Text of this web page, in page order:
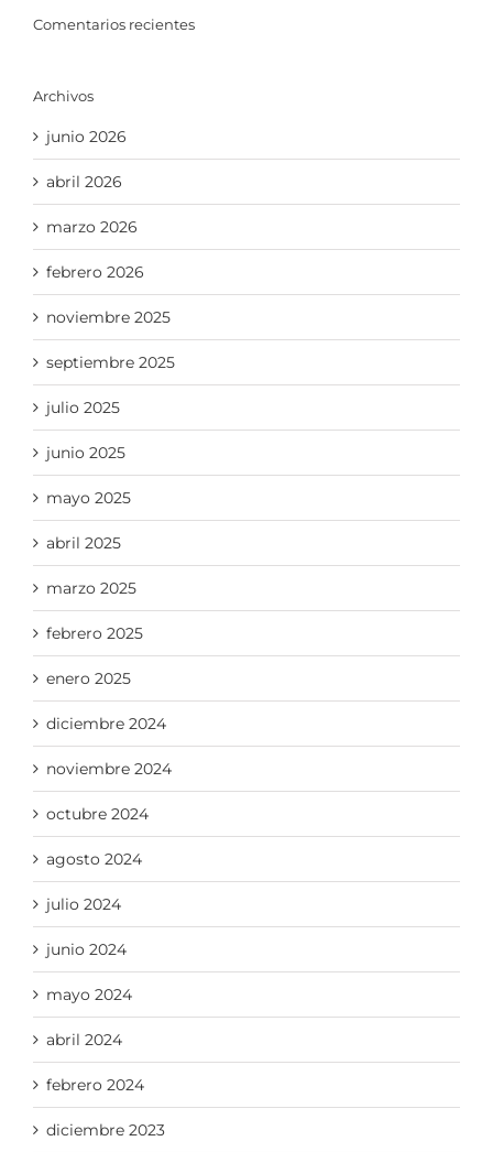
Comentarios recientes
Archivos
junio 2026
abril 2026
marzo 2026
febrero 2026
noviembre 2025
septiembre 2025
julio 2025
junio 2025
mayo 2025
abril 2025
marzo 2025
febrero 2025
enero 2025
diciembre 2024
noviembre 2024
octubre 2024
agosto 2024
julio 2024
junio 2024
mayo 2024
abril 2024
febrero 2024
diciembre 2023